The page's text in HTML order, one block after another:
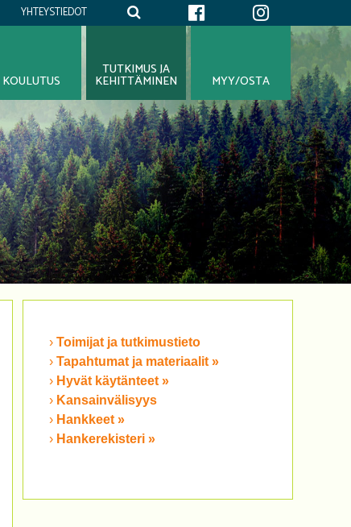
YHTEYSTIEDOT
MYY/OSTA
TUTKIMUS JA
KEHITTÄMINEN
KOULUTUS
Toimijat ja tutkimustieto
Tapahtumat ja materiaalit »
Hyvät käytänteet »
Kansainvälisyys
Hankkeet »
Hankerekisteri »